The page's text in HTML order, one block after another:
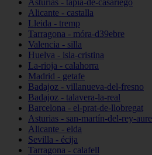
Asturias - tapia-de-casariego
Alicante - castalla
Lleida - tremp
Tarragona - móra-d39ebre
Valencia - silla
Huelva - isla-cristina
La-rioja - calahorra
Madrid - getafe
Badajoz - villanueva-del-fresno
Badajoz - talavera-la-real
Barcelona - el-prat-de-llobregat
Asturias - san-martín-del-rey-
Alicante - elda
Sevilla - écija
Tarragona - calafell